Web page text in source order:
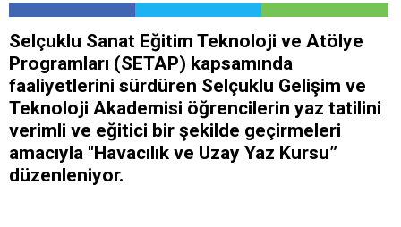
Selçuklu Sanat Eğitim Teknoloji ve Atölye
Programları (SETAP) kapsamında
faaliyetlerini sürdüren Selçuklu Gelişim ve
Teknoloji Akademisi öğrencilerin yaz tatilini
verimli ve eğitici bir şekilde geçirmeleri
amacıyla "Havacılık ve Uzay Yaz Kursu”
düzenleniyor.